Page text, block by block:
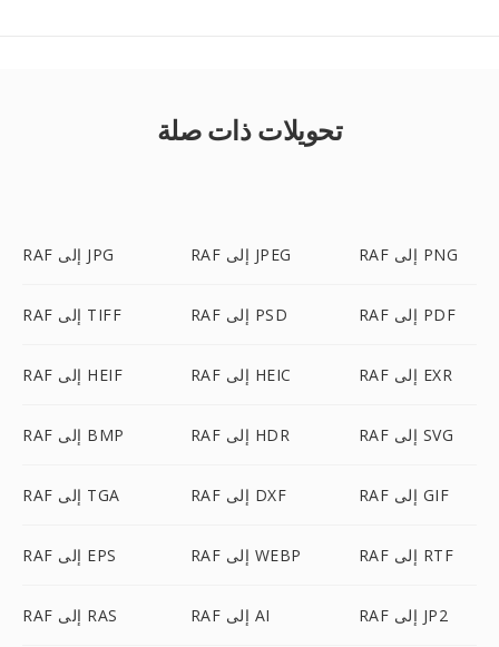
تحويلات ذات صلة
RAF إلى JPG RAF إلى JPEG RAF إلى PNG
RAF إلى TIFF RAF إلى PSD RAF إلى PDF
RAF إلى HEIF RAF إلى HEIC RAF إلى EXR
RAF إلى BMP RAF إلى HDR RAF إلى SVG
RAF إلى TGA RAF إلى DXF RAF إلى GIF
RAF إلى EPS RAF إلى WEBP RAF إلى RTF
RAF إلى RAS RAF إلى AI RAF إلى JP2